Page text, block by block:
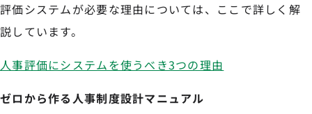
評価システムが必要な理由については、ここで詳しく解
説しています。
人事評価にシステムを使うべき3つの理由
ゼロから作る人事制度設計マニュアル